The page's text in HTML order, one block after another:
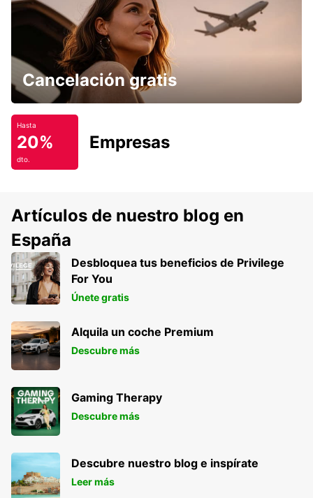
Cancelación gratis
Hasta
20%
dto.
Empresas
Artículos de nuestro blog en
España
Desbloquea tus beneficios de Privilege
For You
Únete gratis
Alquila un coche Premium
Descubre más
Gaming Therapy
Descubre más
Descubre nuestro blog e inspírate
Leer más